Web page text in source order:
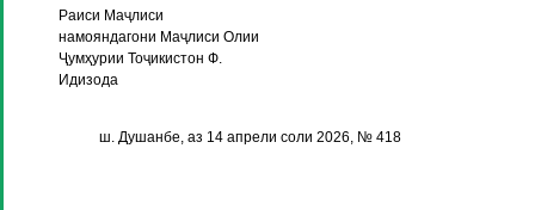
Раиси Маҷлиси
намояндагони Маҷлиси Олии
Ҷумҳурии Тоҷикистон Ф.
Идизода
ш. Душанбе, аз 14 апрели соли 2026, № 418